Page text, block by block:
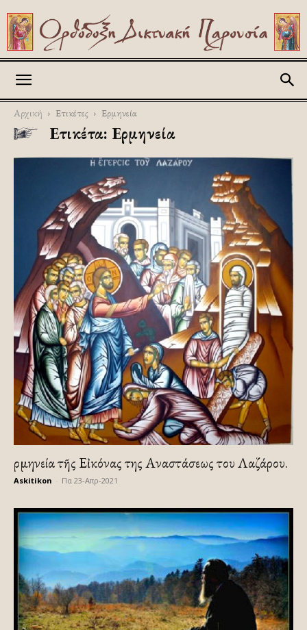
Αρχική Ετικέτες Ερμηνεία
Ετικέτα: Ερμηνεία
Ἑρμηνεία τῆς Εἰκόνας της Αναστάσεως του Λαζάρου.
Askitikon Πα 23-Απρ-2021